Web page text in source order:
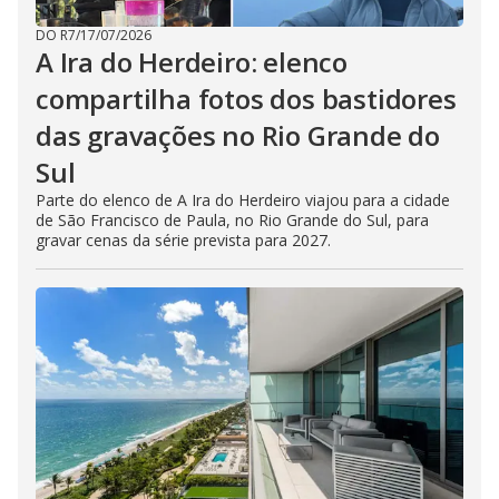
DO R7/17/07/2026
A Ira do Herdeiro: elenco
compartilha fotos dos bastidores
das gravações no Rio Grande do
Sul
Parte do elenco de A Ira do Herdeiro viajou para a cidade
de São Francisco de Paula, no Rio Grande do Sul, para
gravar cenas da série prevista para 2027.